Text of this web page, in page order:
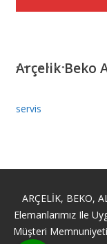
Arçelik Beko
servis
ARÇELİK, BEKO,
Elemanlarımız Ile
Müşteri